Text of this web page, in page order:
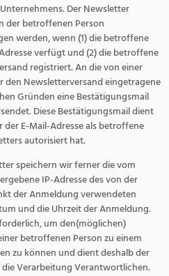
Der Newsletter
der betroffenen Person
werden, wenn (1) die betroffene
verfügt und (2) die betroffene
registriert. An die von einer
Newsletterversand eingetragene
Gründen eine Bestätigungsmail
Diese Bestätigungsmail dient
E-Mail-Adresse als betroffene
autorisiert hat.
speichern wir ferner die vom
IP-Adresse des von der
der Anmeldung verwendeten
und die Uhrzeit der Anmeldung.
um den(möglichen)
betroffenen Person zu einem
zu können und dient deshalb der
Verarbeitung Verantwortlichen.